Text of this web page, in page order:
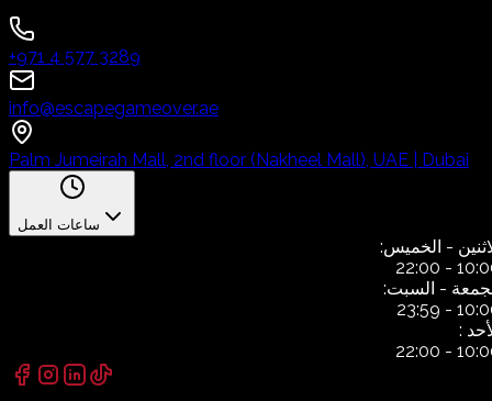
+971 4 577 3289
info@escapegameover.ae
Palm Jumeirah Mall, 2nd floor (Nakheel Mall), UAE | Dubai
ساعات العمل
- الخميس:
-
22:00
- السبت:
-
23:59
:
-
22:00